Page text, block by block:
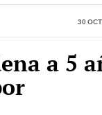
30 Oct
a 5